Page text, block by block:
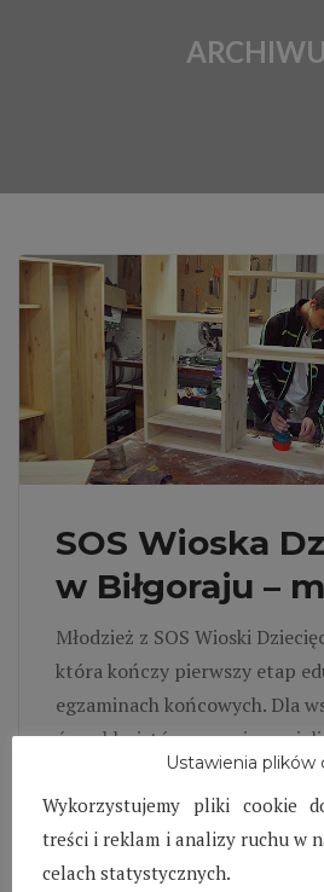
SOS Wioska
w Biłgoraju –
Młodzież z SOS Wioski
która kończy pierwszy etap
egzaminach końcowych. Dla
ósmoklasistów oraz
w którym każdy odczuwał
obawy, czy końcowy wynik z
wystarczająco pozytywny, aby
wybranej przez siebie szkoły
Ustawienia plików
Wykorzystujemy pliki cookie
treści i reklam i analizy ruchu w
celach statystycznych.